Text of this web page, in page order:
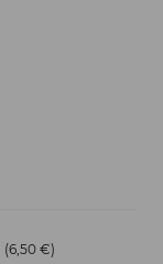
(6,50 €)